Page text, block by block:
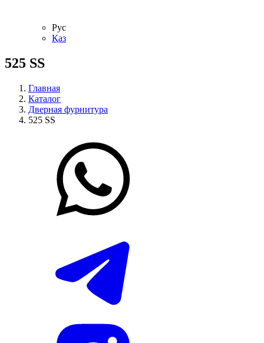
Рус
Қаз
525 SS
Главная
Каталог
Дверная фурнитура
525 SS